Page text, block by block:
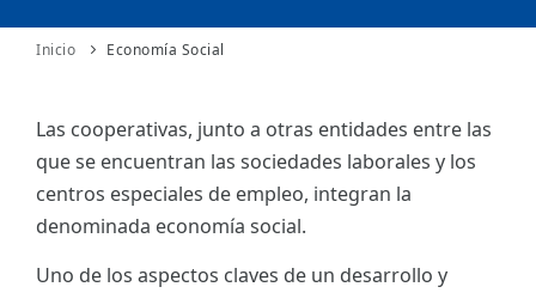
INTERNACIONALIZACIÓN
ES
Inicio Economía Social
Las cooperativas, junto a otras entidades entre las
que se encuentran las sociedades laborales y los
centros especiales de empleo, integran la
denominada economía social.
Uno de los aspectos claves de un desarrollo y